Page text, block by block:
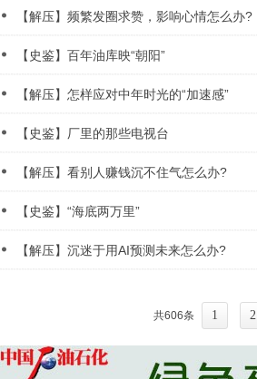
【解压】频繁发圈求赞，影响心情怎么办?
【史鉴】百年油库映“朝阳”
【解压】怎样应对中年时光的“加速感”
【史鉴】厂里的那些电视台
【解压】看别人赚钱沉不住气怎么办?
【史鉴】“海底两万里”
【解压】沉迷于用AI预测未来怎么办?
共606条 1 2